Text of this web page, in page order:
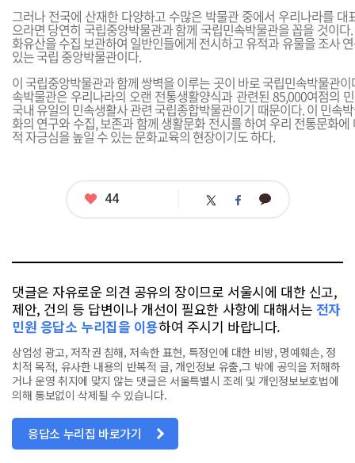
그러나 전국에 산재한 다양하고 수많은 박물관 중에서 우리나라를 대
으라면 당연히 국립중앙박물관과 함께 국립민속박물관을 꼽을 것이
화유산을 수집 보관하여 일반인들에게 전시하고 유적과 유물을 조사
있는 국립 중앙박물관이다.
이 국립중앙박물관과 함께 쌍벽을 이루는 곳이 바로 국립민속박물관
속박물관은 우리나라의 오랜 전통생활양식과 관련된 85,000여점의
국내 유일의 민속생활사 관련 국립종합박물관이기 때문이다. 이 민속
화의 연구와 수집, 보존과 함께 생활문화 전시를 하여 우리 전통문화
적 자긍심을 높일 수 있는 문화교육의 현장이기도 하다.
좋
44 트 페 카
댓글은 자유로운 의견 공유의 장이므로 서울시에 대한 신고,
제안, 건의 등 답변이나 개선이 필요한 사항에 대해서는 전자
민원 응답소 누리집을 이용하여 주시기 바랍니다.
상업성 광고, 저작권 침해, 저속한 표현, 특정인에 대한 비방, 명예훼손, 정
치적 목적, 유사한 내용의 반복적 글, 개인정보 유출,그 밖에 공익을 저해하
거나 운영 취지에 맞지 않는 댓글은 서울특별시 조례 및 개인정보보호법에
의해 통보없이 삭제될 수 있습니다.
응답소 누리집 바로가기